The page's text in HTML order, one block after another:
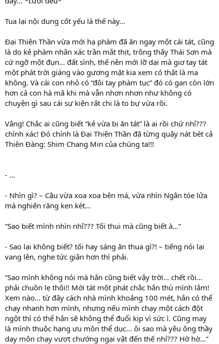
Tua lại nội dung cốt yếu là thế này…
Đại Thiên Thần vừa mới hạ phàm đã ăn ngay một cái tát, cũng
là do kẻ phàm nhân xác trần mắt thịt, trông thấy Thái Sơn mà
cứ ngỡ một đụn… đất sình, thế nên mới lỡ dại mà giơ tay tát
một phát trời giáng vào gương mặt kia xem có thật là ma
không. Và cái con nhỏ có “đôi tay phàm tục” đó có gan còn lớn
hơn cả con hà mã khi mà vẫn nhơn nhơn như không có
chuyện gì sau cái sự kiện rất chi là to bự vừa rồi.
Vâng! Chắc ai cũng biết “kẻ vừa bị ăn tát” là ai rồi chứ nhỉ???
chính xác! Đó chính là Đại Thiên Thần đã từng quậy nát bét cả
Thiên Đàng: Shim Chang Min của chúng ta!!!
- …
- Nhìn gì? – Cậu vừa xoa xoa bên má, vừa nhìn Ngân tóe lửa
mà nghiến răng ken két…
“Sao biết mình nhìn nhỉ??? Tối thui mà cũng biết à…”
- Sao lại không biết? tối hay sáng ăn thua gì?! – tiếng nói lại
vang lên, nghe tức giận hơn thì phải.
“Sao mình không nói mà hắn cũng biết vậy trời… chết rồi…
phải chuồn lẹ thôi!! Mới tát một phát chắc hắn thù mình lắm!
Xem nào… từ đây cách nhà mình khoảng 100 mét, hắn có thể
chạy nhanh hơn mình, nhưng nếu mình chạy một cách đột
ngột thì có thể hắn sẽ không thể đuổi kịp vì sức ì. Cũng may
là mình thuộc hạng ưu môn thể dục… ôi sao mà yêu ông thầy
dạy môn chạy vượt chướng ngại vật đến thế nhỉ??? Hờ hờ…”